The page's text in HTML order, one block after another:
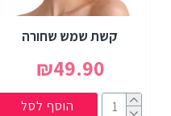
קשת שמש שחורה
₪49.90
הוסף לסל